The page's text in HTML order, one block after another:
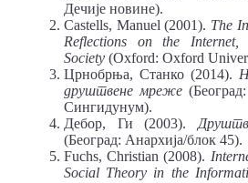
Дечије новине).
Castells, Manuel (2001). The
Reflections on the Internet,
Society (Oxford: Oxford
Црнобрња, Станко (2014).
друштвене мреже
Сингидунум).
Дебор, Ги (2003).
(Београд: Анархија/блок 45).
Fuchs, Christian (2008).
Social Theory in the